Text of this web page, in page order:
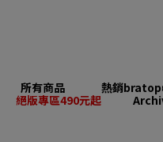
所有商品 熱銷
絕版專區490元起